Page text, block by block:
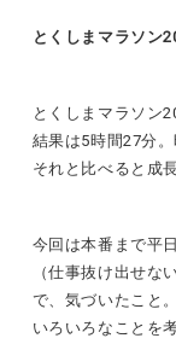
とくしまマラソン
とくしまマラソン
結果は5時間27分
それと比べると成
今回は本番まで平
（仕事抜け出せな
で、気づいたこと。
いろいろなことを